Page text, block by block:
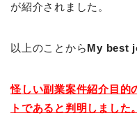
が紹介されました。
以上のことからMy best
怪しい副業案件紹介目的
トであると判明しました。